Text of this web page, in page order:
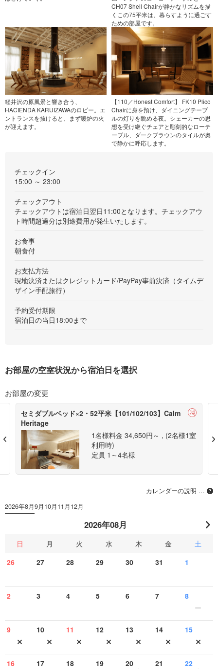
CH07 Shell Chairが静かなリズムを描
くこの75平米は、暮らすように過ごす
ための部屋です。
軽井沢の原風景と響き合う、
HACIENDA KARUIZAWAのロビー。エ
ントランスを抜けると、まず暖炉の火
が迎えます。
【110／Honest Comfort】 FK10 Plico
Chairに身を預け、ダイニングテーブ
ルの灯りを眺める夜。シェーカーの思
想を受け継ぐチェアと彫刻的なローテ
ーブル、ダークブラウンのタイルが奥
で静かに呼応します。
チェックイン
15:00 ～ 23:00
チェックアウト
チェックアウトは宿泊日翌日11:00となります。チェックアウ
ト時間超過分は別途費用が発生いたします。
お食事
朝食付
お支払方法
現地決済またはクレジットカード/PayPay事前決済（タイムデ
ザイン手配旅行）
予約受付期限
宿泊日の当日18:00まで
お部屋の空室状況から宿泊日を選択
お部屋の変更
Previous
セミダブルベッド×2・52平米【101/102/103】Calm
Heritage
1名様料金 34,650円～ , (2名様1室
利用時)
定員 1～4名様
カレンダーの説明 …
2026年8月9月 10月 11月 12月
2026年08月
日 月 火 水 木 金
土
26
27 28 29 30 31 1
2 3 4 5 6 7 8
9 10 11 12 13 14 15
16 17 18 19 20 21 22